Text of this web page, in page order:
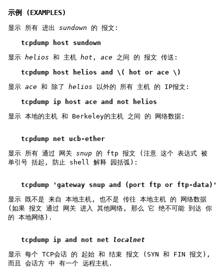
示例 (EXAMPLES)
显示 所有 进出 sundown 的 报文:
tcpdump host sundown
显示 helios 和 主机 hot , ace 之间 的 报文 传送:
tcpdump host helios and \( hot or ace \)
显示 ace 和 除了 helios 以外的 所有 主机 的 IP报文:
tcpdump ip host ace and not helios
显示 本地的主机 和 Berkeley的主机 之间 的 网络数据:
tcpdump net ucb-ether
显示 所有 通过 网关 snup 的 ftp 报文 (注意 这个 表达式 被
单引号 括起, 防止 shell 解释 园括弧):
tcpdump 'gateway snup and (port ftp or ftp-data)'
显示 既不是 来自 本地主机, 也不是 传往 本地主机 的 网络数据
(如果 报文 通过 网关 进入 其他网络, 那么 它 绝不可能 到达 你
的 本地网络).
tcpdump ip and not net localnet
显示 每个 TCP会话 的 起始 和 结束 报文 (SYN 和 FIN 报文),
而且 会话方 中 有一个 远程主机.